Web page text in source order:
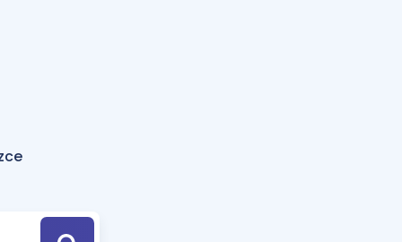
Hesaplama Aracı
için Öneriler
Tek Takvimde